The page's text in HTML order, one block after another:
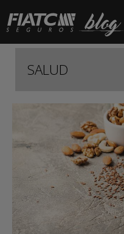
Saltar al contenido principal
SALUD